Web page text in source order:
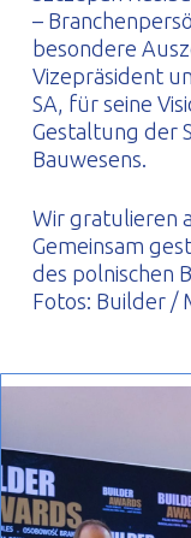
–
besondere
Vizepräsident
SA, für seine
Gestaltung der
Bauwesens.
Wir gratulieren
Gemeinsam
des polnischen
Fotos: Builder /